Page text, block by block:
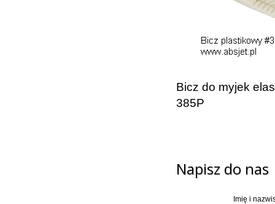
Bicz do myjek
385P
Napisz do nas
Imię i